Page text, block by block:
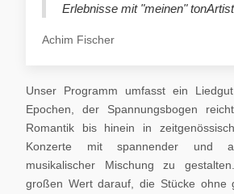
Erlebnisse mit "meinen"
Achim Fischer
Unser Programm umfasst ein
Epochen, der Spannungsbogen
Romantik bis hinein in
Konzerte mit spannender und
musikalischer Mischung zu
großen Wert darauf, die Stücke ohne